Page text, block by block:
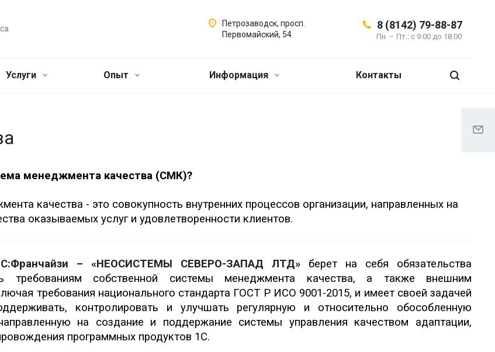
8 (8142) 79-88-87
Пн. – Пт.: с 9:00 до 18:00
Петрозаводск, просп.
Первомайский, 54
Услуги Опыт Информация Контакты
менеджмента качества (СМК)?
качества - это совокупность внутренних процессов организации, направленных на
оказываемых услуг и удовлетворенности клиентов.
– «НЕОСИСТЕМЫ СЕВЕРО-ЗАПАД ЛТД» берет на себя обязательства
требованиям собственной системы менеджмента качества, а также внешним
требования национального стандарта ГОСТ Р ИСО 9001-2015, и имеет своей задачей
контролировать и улучшать регулярную и относительно обособленную
на создание и поддержание системы управления качеством адаптации,
программных продуктов 1С.